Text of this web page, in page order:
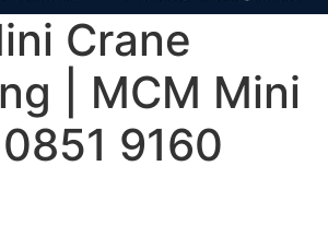
Crane
| MCM Mini
9160